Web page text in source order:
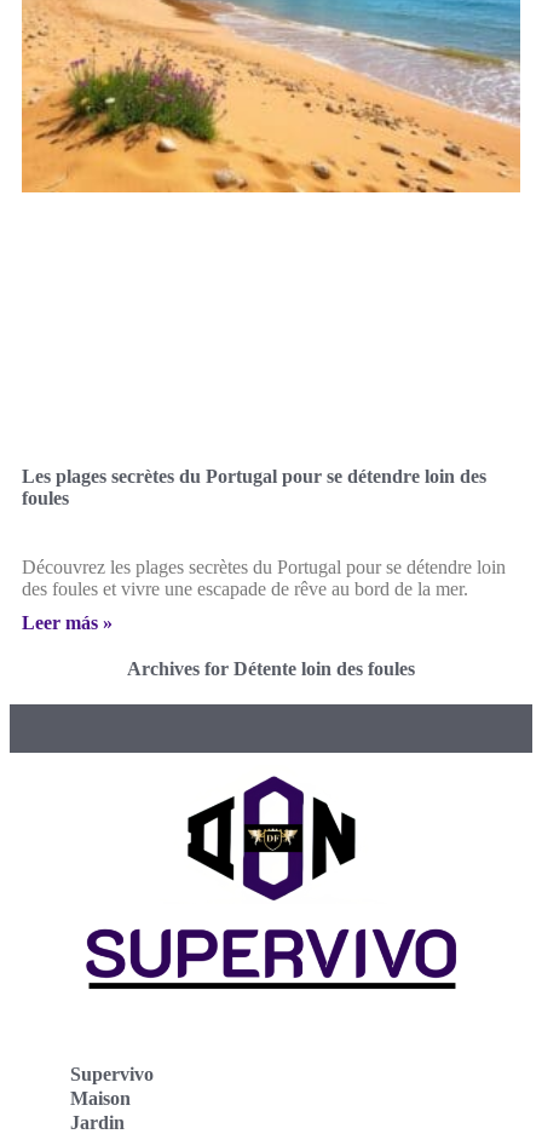
Les plages secrètes du Portugal pour se détendre loin des
foules
Découvrez les plages secrètes du Portugal pour se détendre loin
des foules et vivre une escapade de rêve au bord de la mer.
Leer más »
Archives for Détente loin des foules
Supervivo
Maison
Jardin